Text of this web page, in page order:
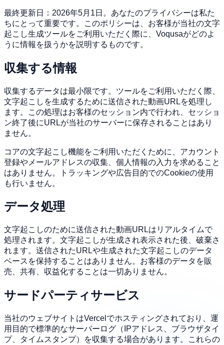
最終更新日：2026年5月1日。あなたのプライバシーは私た
ちにとって重要です。このポリシーは、お客様が当社の文字
起こし生成ツールをご利用いただく際に、Voqusaがどのよ
うに情報を扱うかを説明するものです。
収集する情報
収集するデータは最小限です。ツールをご利用いただく際、
文字起こしを生成するために送信された動画URLを処理し
ます。この処理はお客様のセッション内で行われ、セッショ
ン終了後にURLが当社のサーバーに保存されることはあり
ません。
コアの文字起こし機能をご利用いただくために、アカウント
登録やメールアドレスの収集、個人情報の入力を求めること
はありません。トラッキングや広告目的でのCookieの使用
も行いません。
データ処理
文字起こしのために送信された動画URLはリアルタイムで
処理されます。文字起こしが生成され表示された後、破棄さ
れます。送信されたURLや生成された文字起こしのデータ
ベースを保持することはありません。お客様のデータを販
売、共有、収益化することは一切ありません。
サードパーティサービス
当社のウェブサイトはVercelでホスティングされており、運
用目的で標準的なサーバーログ（IPアドレス、ブラウザタイ
プ、タイムスタンプ）を収集する場合があります。これらの